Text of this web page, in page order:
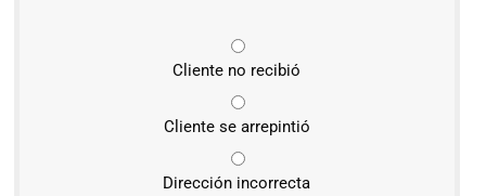
Cliente no recibió
Cliente se arrepintió
Dirección incorrecta